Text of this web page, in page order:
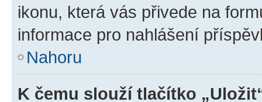
ikonu, která vás přivede na
informace pro nahlášení
Nahoru
K čemu slouží tlačítko